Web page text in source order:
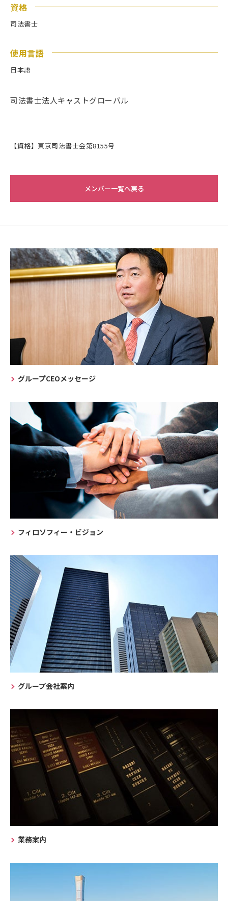
資格
司法書士
使用言語
日本語
司法書士法人キャストグローバル
【資格】東京司法書士会第8155号
メンバー一覧へ戻る
グループCEOメッセージ
フィロソフィー・ビジョン
グループ会社案内
業務案内